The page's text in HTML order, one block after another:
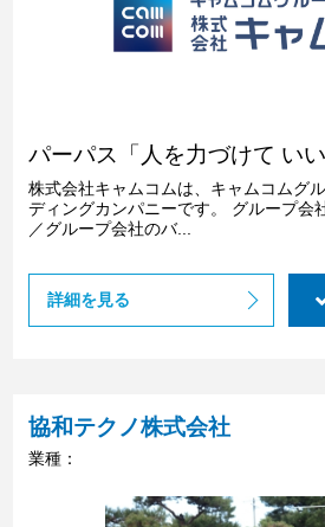
パーパス「人を力づけて いい
株式会社キャムコムは、キャムコムグ
ディングカンパニーです。 グループ会
／グループ会社のバ...
詳細を見る
協和テクノ株式会社
業種：